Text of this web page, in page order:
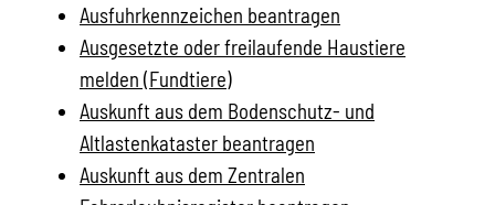
Ausfuhrkennzeichen beantragen
Ausgesetzte oder freilaufende Haustiere
melden (Fundtiere)
Auskunft aus dem Bodenschutz- und
Altlastenkataster beantragen
Auskunft aus dem Zentralen